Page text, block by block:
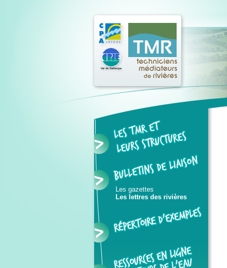
Les gazettes
Les lettres des rivières